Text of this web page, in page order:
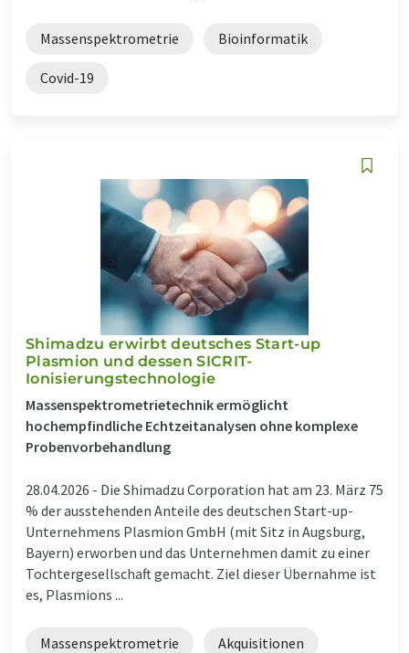
Massenspektrometrie Bioinformatik
Covid-19
Shimadzu erwirbt deutsches Start-up
Plasmion und dessen SICRIT-
Ionisierungstechnologie
Massenspektrometrietechnik ermöglicht
hochempfindliche Echtzeitanalysen ohne komplexe
Probenvorbehandlung
28.04.2026 - Die Shimadzu Corporation hat am 23. März 75
% der ausstehenden Anteile des deutschen Start-up-
Unternehmens Plasmion GmbH (mit Sitz in Augsburg,
Bayern) erworben und das Unternehmen damit zu einer
Tochtergesellschaft gemacht. Ziel dieser Übernahme ist
es, Plasmions ...
Massenspektrometrie Akquisitionen